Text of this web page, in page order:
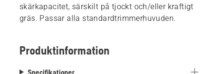
skärkapacitet, särskilt på tjockt och/eller kraftigt
gräs. Passar alla standardtrimmerhuvuden.
Produktinformation
Specifikationer